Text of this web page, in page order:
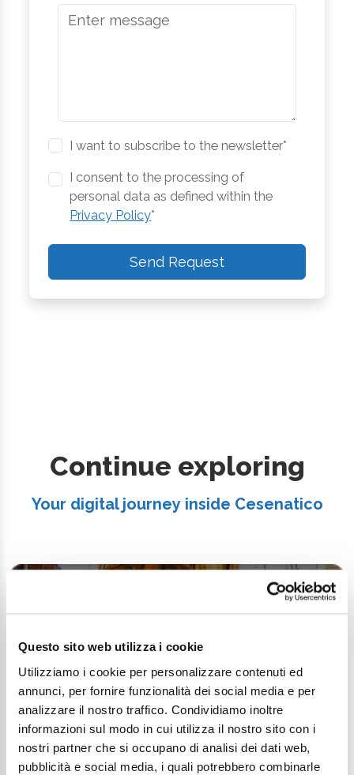
Questo sito web utilizza i cookie
Utilizziamo i cookie per personalizzare contenuti ed
annunci, per fornire funzionalità dei social media e per
analizzare il nostro traffico. Condividiamo inoltre
informazioni sul modo in cui utilizza il nostro sito con i
nostri partner che si occupano di analisi dei dati web,
pubblicità e social media, i quali potrebbero combinarle
I want to subscribe to the newsletter*
I consent to the processing of
personal data as defined within the
Privacy Policy*
Send Request
Continue exploring
Your digital journey inside Cesenatico